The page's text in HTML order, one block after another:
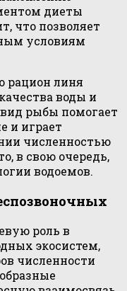
диеты
что позволяет
условиям
рацион линя
воды и
рыбы помогает
и играет
численностью
в свою очередь,
водоемов.
роль в
экосистем,
численности